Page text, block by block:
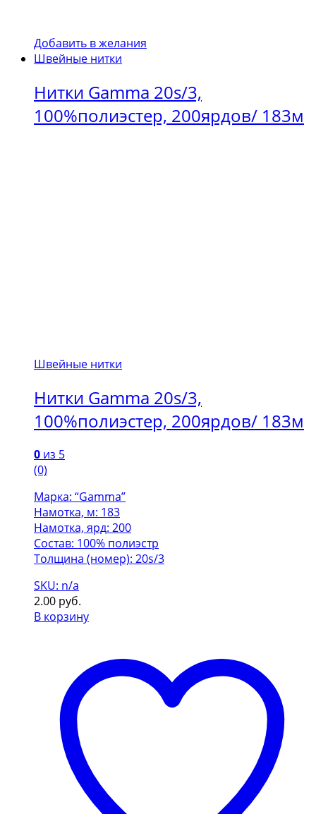
Добавить в желания
Швейные нитки
Нитки Gamma 20s/3,
100%полиэстер, 200ярдов/ 183м
Швейные нитки
Нитки Gamma 20s/3,
100%полиэстер, 200ярдов/ 183м
0 из 5
(0)
Марка: “Gamma”
Намотка, м: 183
Намотка, ярд: 200
Состав: 100% полиэстр
Толщина (номер): 20s/3
SKU: n/a
2.00 руб.
В корзину